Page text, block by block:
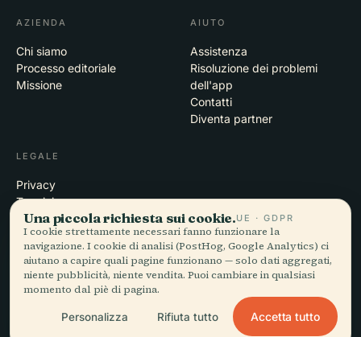
AZIENDA
Chi siamo
Processo editoriale
Missione
AIUTO
Assistenza
Risoluzione dei problemi
dell'app
Contatti
Diventa partner
LEGALE
Privacy
Termini
Impostazioni cookie
Elimina account
© 2026 Audiala · Realizzata a Morges, Svizzera, in viaggio e tra le
EN · FR · DE · ES · IT · PT · JA · ZH · HI · RU · CS · AR
Una piccola richiesta sui cookie.UE · GDPR
I cookie strettamente necessari fanno funzionare la
navigazione. I cookie di analisi (PostHog, Google Analytics) ci
aiutano a capire quali pagine funzionano — solo dati aggregati,
niente pubblicità, niente vendita. Puoi cambiare in qualsiasi
momento dal piè di pagina.
Personalizza Rifiuta tutto Accetta tutto